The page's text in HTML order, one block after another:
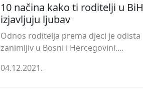
10 načina kako ti roditelji u BiH
izjavljuju ljubav
Odnos roditelja prema djeci je odista
zanimljiv u Bosni i Hercegovini....
04.12.2021.